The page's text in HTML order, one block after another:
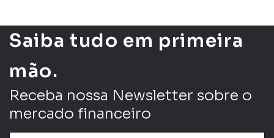
Saiba tudo em primeira
mão.
Receba nossa Newsletter sobre o
mercado financeiro